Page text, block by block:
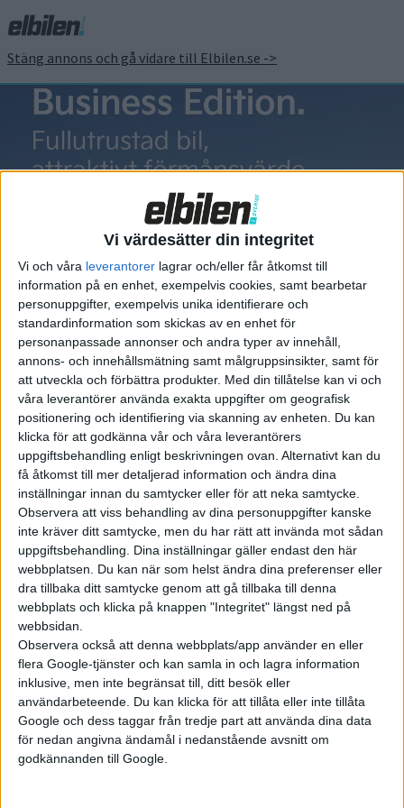
Vi värdesätter din integritet
Vi och våra leverantorer lagrar och/eller får åtkomst till
information på en enhet, exempelvis cookies, samt bearbetar
personuppgifter, exempelvis unika identifierare och
standardinformation som skickas av en enhet för
personanpassade annonser och andra typer av innehåll,
annons- och innehållsmätning samt målgruppsinsikter, samt för
att utveckla och förbättra produkter. Med din tillåtelse kan vi och
våra leverantörer använda exakta uppgifter om geografisk
positionering och identifiering via skanning av enheten. Du kan
klicka för att godkänna vår och våra leverantörers
uppgiftsbehandling enligt beskrivningen ovan. Alternativt kan du
få åtkomst till mer detaljerad information och ändra dina
inställningar innan du samtycker eller för att neka samtycke.
Observera att viss behandling av dina personuppgifter kanske
inte kräver ditt samtycke, men du har rätt att invända mot sådan
uppgiftsbehandling. Dina inställningar gäller endast den här
webbplatsen. Du kan när som helst ändra dina preferenser eller
dra tillbaka ditt samtycke genom att gå tillbaka till denna
webbplats och klicka på knappen "Integritet" längst ned på
webbsidan.
Observera också att denna webbplats/app använder en eller
flera Google-tjänster och kan samla in och lagra information
inklusive, men inte begränsat till, ditt besök eller
användarbeteende. Du kan klicka för att tillåta eller inte tillåta
Google och dess taggar från tredje part att använda dina data
för nedan angivna ändamål i nedanstående avsnitt om
godkännanden till Google.
Stäng annons och gå vidare till Elbilen.se ->
Donut Labs
Mest lästa
5 aug 2026
Uppgift: då kommer Volvos nya eldrivna volymmodell EX50
5 aug 2026
Så räddar solceller tillverkningen av BMW iX3
Krönika: Laddningen blir dyrare i höst – grön energi enda
räddningen
5 aug 2026
LFP-batteri och kiselkarbid – A2 e-tron är Audis mest effektiva elbil
6 aug 2026
Helt enligt plan – nu byggs BMW i3
Elbilens nyhetsbrev
Håll dig uppdaterad om de senaste nyheterna!
Prenumerera